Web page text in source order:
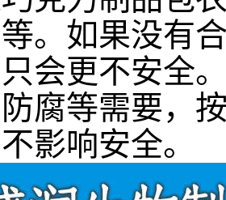
。如果没有
会更不安全
腐等需要，
影响安全。